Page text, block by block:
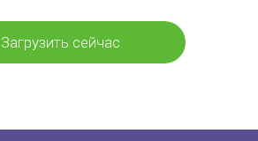
Загрузить сейчас